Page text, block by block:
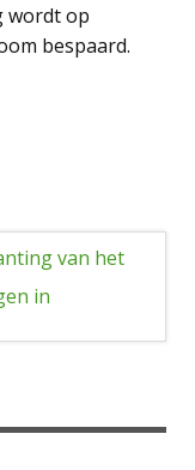
wordt op
bespaard.
van het
in